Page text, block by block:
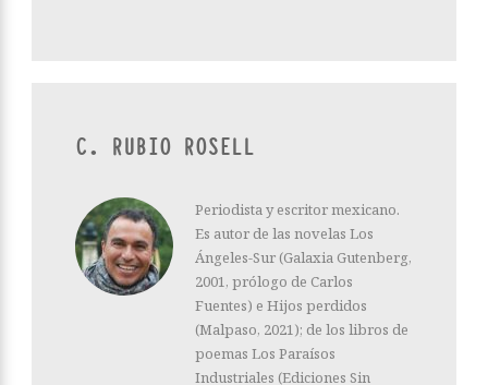
C. RUBIO ROSELL
Periodista y escritor mexicano.
Es autor de las novelas Los
Ángeles-Sur (Galaxia Gutenberg,
2001, prólogo de Carlos
Fuentes) e Hijos perdidos
(Malpaso, 2021); de los libros de
poemas Los Paraísos
Industriales (Ediciones Sin